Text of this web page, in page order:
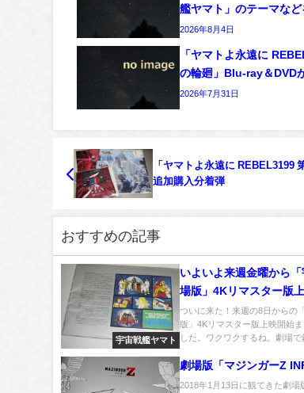
艦ヤマト」のテーマな
2026年8月4日
「ヤマトよ永遠に
の輪廻」Blu-ray＆DVD
2026年7月31日
「ヤマトよ永遠に REBEL3199
追加購入分着弾
おすすめの記事
宇宙戦艦ヤマト
いよいよ来週金曜から
場版」4Kリマスター版
ついに来た！来週の8日からの
版」4Kリマスター版上映開始
した。ワクワクするね。劇場で
劇場版「マジンガーZ
2018年1月13日に観てきた劇場